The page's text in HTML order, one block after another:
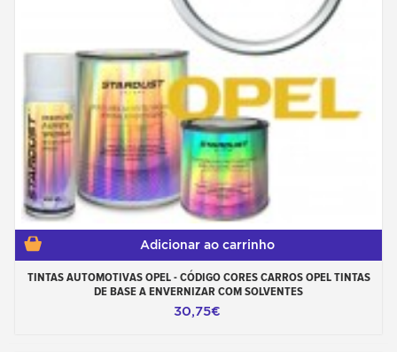
Adicionar ao carrinho
TINTAS AUTOMOTIVAS OPEL - CÓDIGO CORES CARROS OPEL TINTAS
DE BASE A ENVERNIZAR COM SOLVENTES
30,75€